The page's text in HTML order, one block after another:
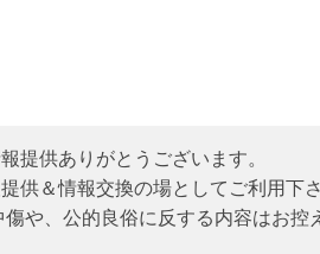
提供ありがとうございます。
供＆情報交換の場としてご利用下
や、公的良俗に反する内容はお控